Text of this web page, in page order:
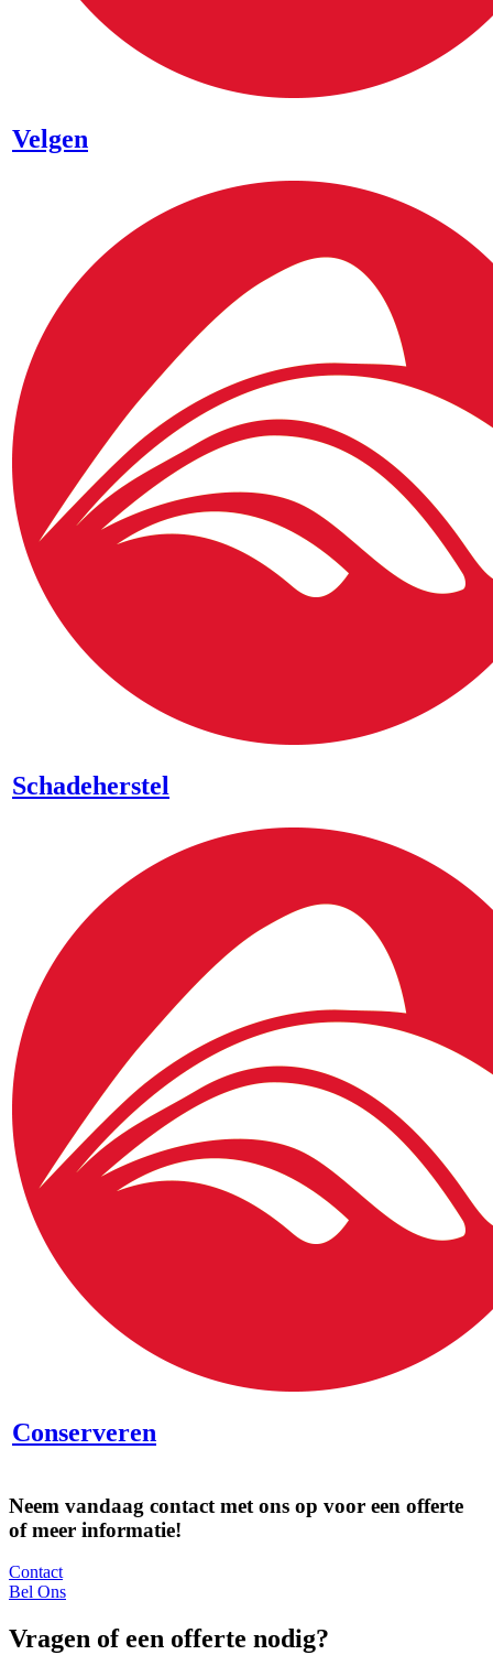
Velgen
Schadeherstel
Conserveren
Neem vandaag contact met ons op voor een offerte
of meer informatie!
Contact
Bel Ons
Vragen of een offerte nodig?